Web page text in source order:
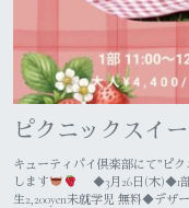
ピクニックスイー
キューティパイ倶楽部にて”ピ
します
◆3月26日(木)◆1部
生2,200yen未就学児 無料◆デ